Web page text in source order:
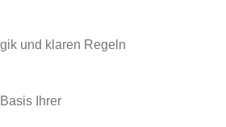
und klaren Regeln
Ihrer